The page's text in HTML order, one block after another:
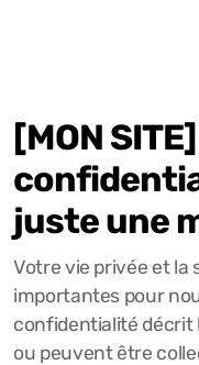
[MON SITE]
juste une
Votre vie privée et la
importantes pour
confidentialité décrit
ou peuvent être